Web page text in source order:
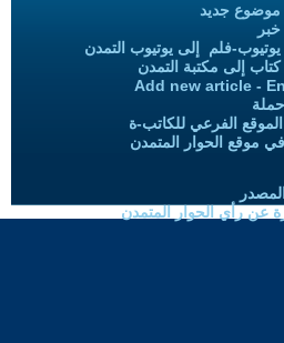
موضوع جديد
يوتيوب-فلم إلى يوتيوب التمدن
كتاب إلى مكتبة التمدن
Add new article -
الفرعي للكاتب-ة
موقع الحوار المتمدن
عن رأي الحوار المتمدن